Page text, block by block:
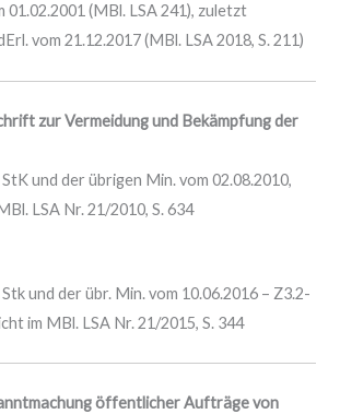
01.02.2001 (MBl. LSA 241), zuletzt
vom 21.12.2017 (MBl. LSA 2018, S. 211)
zur Vermeidung und Bekämpfung der
und der übrigen Min. vom 02.08.2010,
LSA Nr. 21/2010, S. 634
und der übr. Min. vom 10.06.2016 – Z3.2-
im MBl. LSA Nr. 21/2015, S. 344
öffentlicher Aufträge von